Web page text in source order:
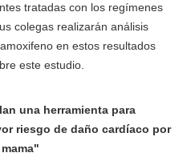
tratadas con los regímenes
colegas realizarán análisis
en estos resultados
este estudio.
una herramienta para
riesgo de daño cardíaco por